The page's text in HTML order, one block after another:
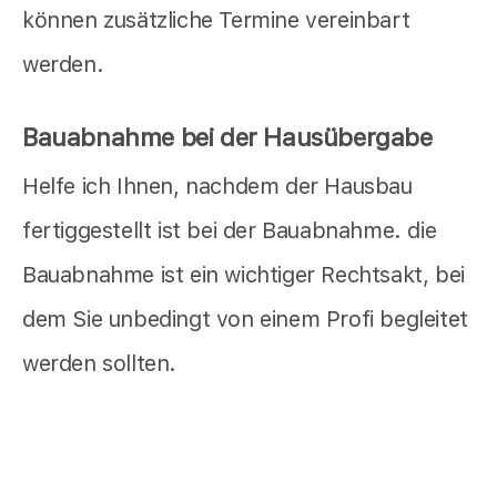
können zusätzliche Termine vereinbart
werden.
Bauabnahme bei der Hausübergabe
Helfe ich Ihnen, nachdem der Hausbau
fertiggestellt ist bei der Bauabnahme. die
Bauabnahme ist ein wichtiger Rechtsakt, bei
dem Sie unbedingt von einem Profi begleitet
werden sollten.